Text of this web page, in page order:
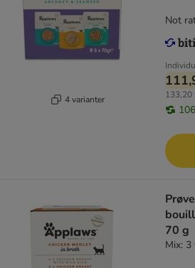
4 varianter 133,20
Not
70 g
Mix: 3